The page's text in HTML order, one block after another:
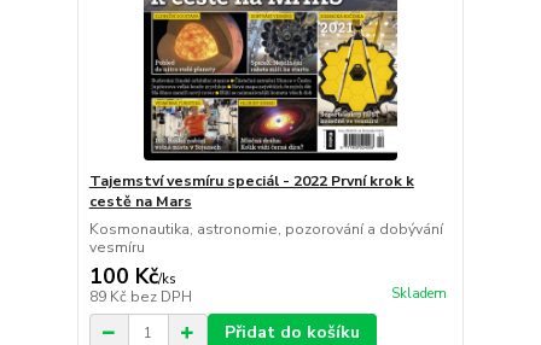
Tajemství vesmíru speciál - 2022 První krok k
cestě na Mars
Kosmonautika, astronomie, pozorování a dobývání
vesmíru
100 Kč/ks
89 Kč bez DPH Skladem
Přidat do košíku